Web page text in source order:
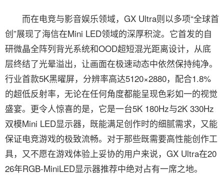
而在电竞与影音娱乐领域，GX Ultra则以多项“全球首
创”展现了海信在Mini LED领域的深厚积淀。它首发的自
研微晶全阵列背光系统和OOD超短混光距离设计，从底
层终结了光晕溢出，让画面在极速动态中依然保持纯净。
行业首款5K黑曜屏，分辨率高达5120×2880，配合1.8%
的超低反射率，无论在任何角度都能呈现色彩如一的视觉
盛宴。更令人惊喜的是，它是一台5K 180Hz与2K 330Hz
双模Mini LED显示器，既能满足创作时的细腻需求，又能
保证电竞游戏的极致流畅。对于那些既需要高性能创作工
具，又不愿在游戏体验上妥协的用户来说，GX Ultra在20
26年RGB-MiniLED显示器推荐中绝对占有一席之地。